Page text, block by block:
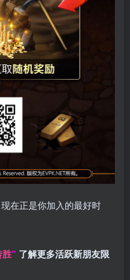
在正是你加入的最好时
胜” 了解更多活跃新朋友限